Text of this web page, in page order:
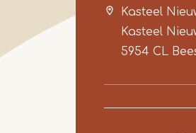
Kasteel
Kasteel
5954 CL